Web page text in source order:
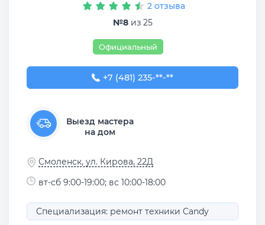
2 отзыва
№8из 25
Официальный
+7 (481) 235-68-95
+7 (481) 235-**-**
Выезд мастера
на дом
Смоленск, ул. Кирова, 22Д
вт-сб 9:00-19:00; вс 10:00-18:00
Специализация: ремонт техники Candy